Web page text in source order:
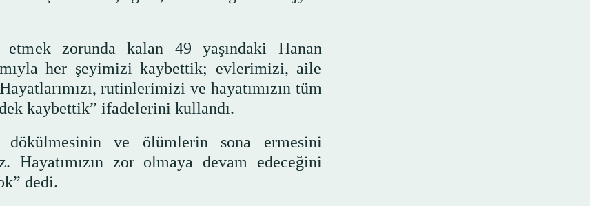
zorunda kalan 49 yaşındaki Hanan
her şeyimizi kaybettik; evlerimizi, aile
rutinlerimizi ve hayatımızın tüm
dek kaybettik” ifadelerini kullandı.
ve ölümlerin sona ermesini
Hayatımızın zor olmaya devam edeceğini
dedi.